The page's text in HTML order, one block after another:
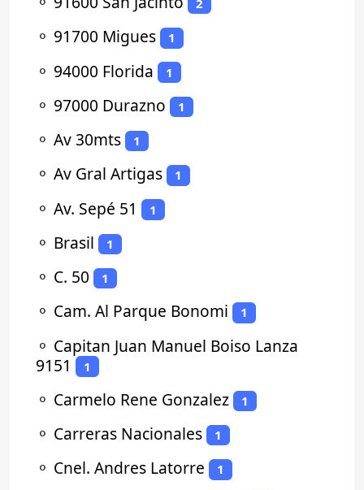
2
⚬ 91700 Migues 1
⚬ 94000 Florida 1
⚬ 97000 Durazno 1
⚬ Av 30mts 1
⚬ Av Gral Artigas 1
⚬ Av. Sepé 51 1
⚬ Brasil 1
⚬ C. 50 1
⚬ Cam. Al Parque Bonomi 1
⚬ Capitan Juan Manuel Boiso Lanza
9151
1
⚬ Carmelo Rene Gonzalez 1
⚬ Carreras Nacionales 1
⚬ Cnel. Andres Latorre 1